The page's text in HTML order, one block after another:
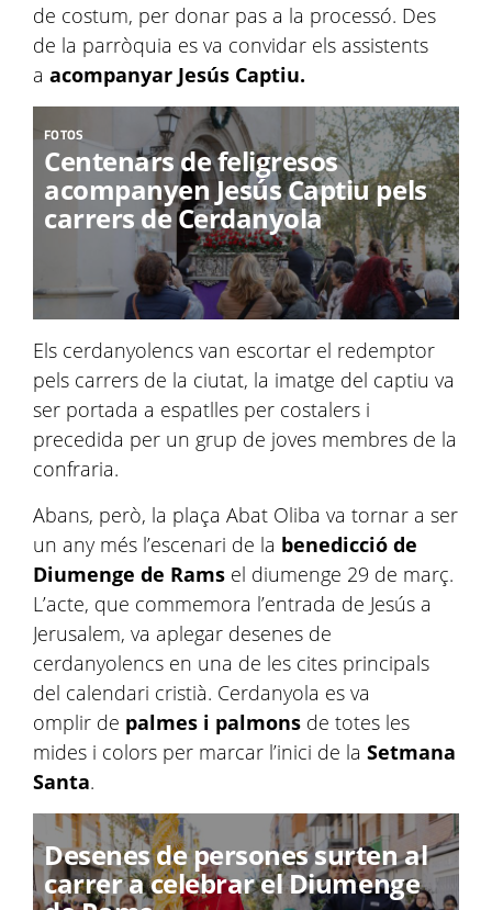
de costum, per donar pas a la processó. Des
de la parròquia es va convidar els assistents
a acompanyar Jesús Captiu.
FOTOS
Centenars de feligresos
acompanyen Jesús Captiu pels
carrers de Cerdanyola
Els cerdanyolencs van escortar el redemptor
pels carrers de la ciutat, la imatge del captiu va
ser portada a espatlles per costalers i
precedida per un grup de joves membres de la
confraria.
Abans, però, la plaça Abat Oliba va tornar a ser
un any més l’escenari de la benedicció de
Diumenge de Rams el diumenge 29 de març.
L’acte, que commemora l’entrada de Jesús a
Jerusalem, va aplegar desenes de
cerdanyolencs en una de les cites principals
del calendari cristià. Cerdanyola es va
omplir de palmes i palmons de totes les
mides i colors per marcar l’inici de la Setmana
Santa.
Desenes de persones surten al
carrer a celebrar el Diumenge